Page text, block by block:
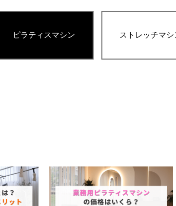
ピラティスマシン ストレッチマシ